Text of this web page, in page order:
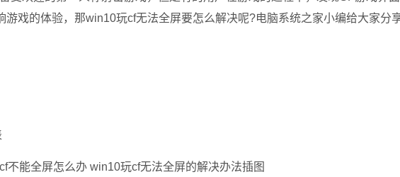
戏的体验，那win10玩cf无法全屏要怎么解决呢?电脑系统之家小编给大家分